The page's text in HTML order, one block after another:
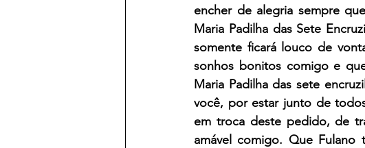
encher de alegria sempre
Maria Padilha das Sete
somente ficará louco de
sonhos bonitos comigo e
Maria Padilha das sete
você, por estar junto de
em troca deste pedido, de
amável comigo. Que Fulano